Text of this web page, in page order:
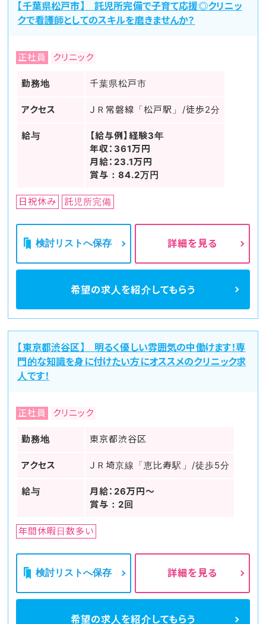
【千葉県松戸市】 託児所完備で子育て応援◎クリニッ
クで看護師としてのスキルを磨きませんか？
正社員 クリニック
勤務地 千葉県松戸市
アクセス ＪＲ常磐線「松戸駅」/徒歩2分
給与
【給与例】経験3年
年収：361万円
月給：23.1万円
賞与：84.2万円
日祝休み 託児所完備
検討リストへ保存 詳細を見る
希望の求人を紹介してもらう
【東京都渋谷区】 明るく優しい雰囲気の中働けます！専
門的な知識を身に付けたい方にオススメのクリニック求
人です！
正社員 クリニック
勤務地 東京都渋谷区
アクセス ＪＲ埼京線「恵比寿駅」/徒歩5分
給与
月給：26万円～
賞与：2回
年間休暇日数多い
検討リストへ保存 詳細を見る
希望の求人を紹介してもらう